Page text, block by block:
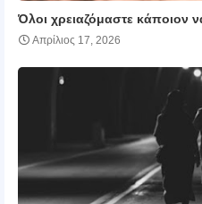
Όλοι χρειαζόμαστε κάποιον
Απρίλιος 17, 2026